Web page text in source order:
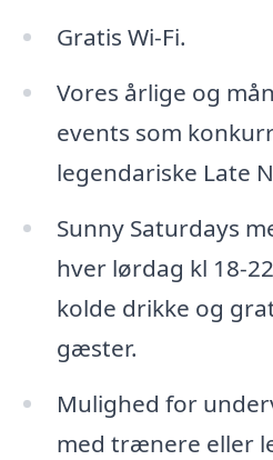
Gratis Wi-Fi.
Vores årlige og
events som
legendariske Late
Sunny Saturdays
hver lørdag kl 18-
kolde drikke og
gæster.
Mulighed for
med trænere eller